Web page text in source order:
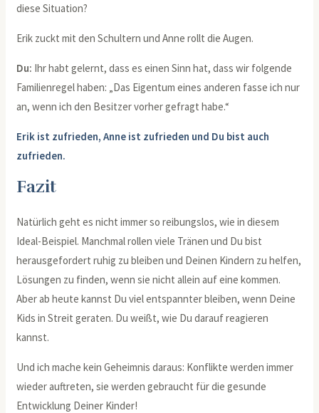
diese Situation?
Erik zuckt mit den Schultern und Anne rollt die Augen.
Du: Ihr habt gelernt, dass es einen Sinn hat, dass wir folgende
Familienregel haben: „Das Eigentum eines anderen fasse ich nur
an, wenn ich den Besitzer vorher gefragt habe.“
Erik ist zufrieden, Anne ist zufrieden und Du bist auch
zufrieden.
Fazit
Natürlich geht es nicht immer so reibungslos, wie in diesem
Ideal-Beispiel. Manchmal rollen viele Tränen und Du bist
herausgefordert ruhig zu bleiben und Deinen Kindern zu helfen,
Lösungen zu finden, wenn sie nicht allein auf eine kommen.
Aber ab heute kannst Du viel entspannter bleiben, wenn Deine
Kids in Streit geraten. Du weißt, wie Du darauf reagieren
kannst.
Und ich mache kein Geheimnis daraus: Konflikte werden immer
wieder auftreten, sie werden gebraucht für die gesunde
Entwicklung Deiner Kinder!